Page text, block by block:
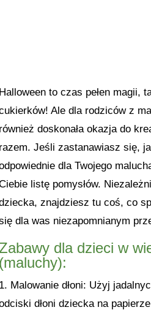
to czas pełen magii,
Ale dla rodziców z
doskonała okazja do
Jeśli zastanawiasz się,
dla Twojego
listę pomysłów.
znajdziesz tu coś, co
dla was niezapomnianym
dla dzieci w
Malowanie dłoni: Użyj
dłoni dziecka na